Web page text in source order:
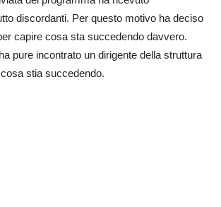
discordanti. Per questo motivo ha deciso
capire cosa sta succedendo davvero.
pure incontrato un dirigente della struttura
stia succedendo.